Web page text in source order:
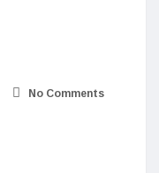
No Comments